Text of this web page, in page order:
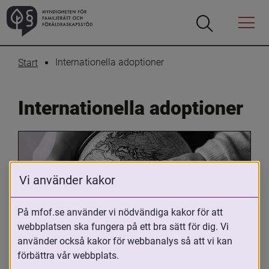
Öppna
Öppna
Menyn
Start Internationella adoptioner
Internationella adoptioner
Oavsett om du är adopterad,
adoptivförälder eller arbetar med
Vi använder kakor
På mfof.se använder vi nödvändiga kakor för att
webbplatsen ska fungera på ett bra sätt för dig. Vi
använder också kakor för webbanalys så att vi kan
förbättra vår webbplats.